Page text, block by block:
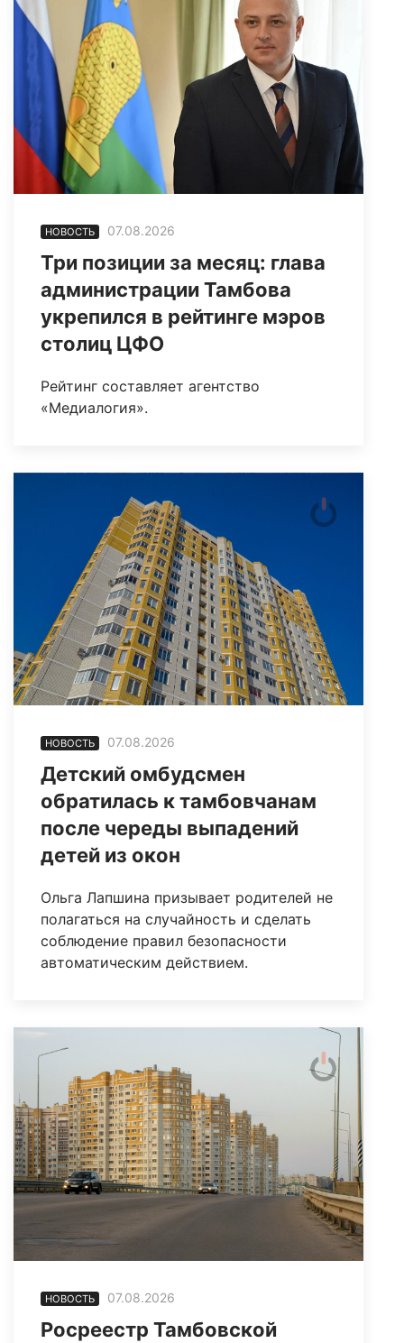
НОВОСТЬ 07.08.2026
Три позиции за месяц: глава
администрации Тамбова
укрепился в рейтинге мэров
столиц ЦФО
Рейтинг составляет агентство
«Медиалогия».
НОВОСТЬ 07.08.2026
Детский омбудсмен
обратилась к тамбовчанам
после череды выпадений
детей из окон
Ольга Лапшина призывает родителей не
полагаться на случайность и сделать
соблюдение правил безопасности
автоматическим действием.
НОВОСТЬ 07.08.2026
Росреестр Тамбовской